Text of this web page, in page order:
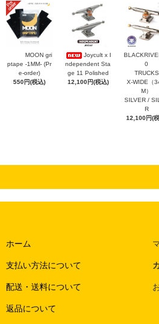
MOON gri
ptape -1MM- (Pr
e-order)
550円(税込)
Joycult x I
ndependent Sta
ge 11 Polished
12,100円(税込)
0
TRUCKS
X-WIDE（
M）
SILVER /
R
12,100円(
ホーム
支払い方法について
配送・送料について
返品について